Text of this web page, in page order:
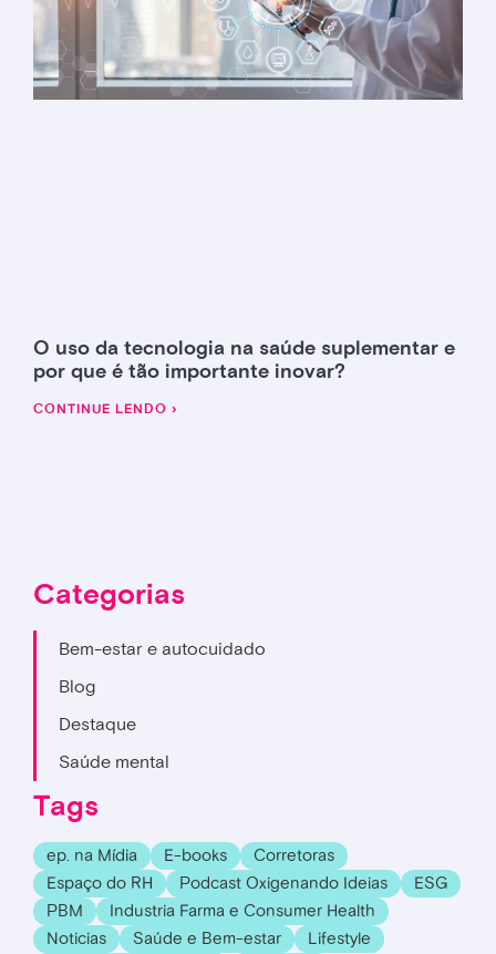
O uso da tecnologia na saúde suplementar e
por que é tão importante inovar?
CONTINUE LENDO ›
Categorias
Bem-estar e autocuidado
Blog
Destaque
Saúde mental
Tags
ep. na Mídia E-books
Corretoras
Espaço do RH
Podcast Oxigenando Ideias
ESG
PBM
Industria Farma e Consumer Health
Noticias
Saúde e Bem-estar
Lifestyle